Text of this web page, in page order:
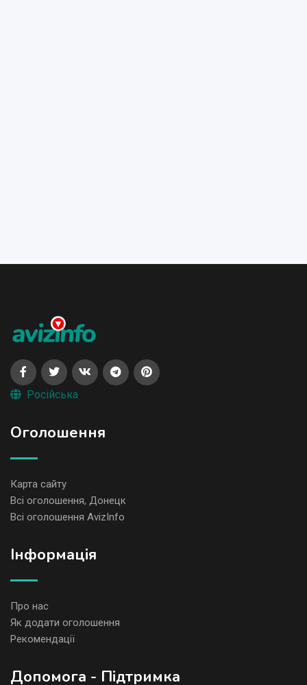
Російська
Оголошення
Карта сайту
Всі оголошення, Донецк
Всі оголошення AvizInfo
Iнформація
Про нас
Як додати оголошення
Рекомендації
Допомога - Підтримка